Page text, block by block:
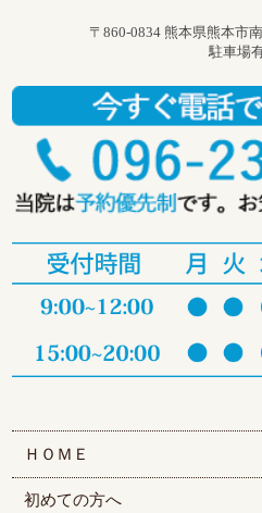
〒860-0834 熊本県熊本市
駐車場
ＨＯＭＥ
初めての方へ